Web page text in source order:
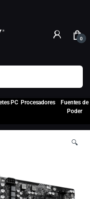
0
PC Procesadores
Fuentes de
Poder
🔍